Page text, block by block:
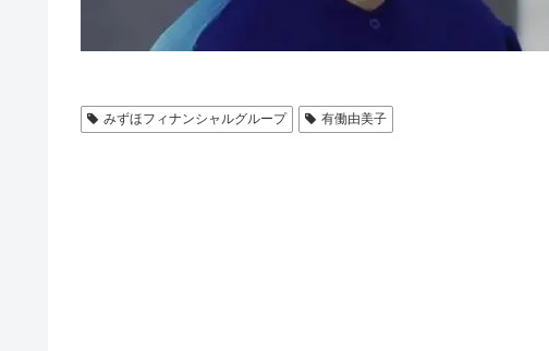
みずほフィナンシャルグループ 有働由美子